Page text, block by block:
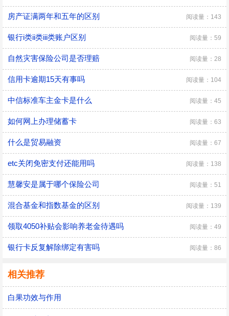
房产证满两年和五年的区别 阅读量：143
银行i类ii类iii类账户区别 阅读量：59
自然灾害保险公司是否理赔 阅读量：28
信用卡逾期15天有事吗 阅读量：104
中信标准车主金卡是什么 阅读量：45
如何网上办理储蓄卡 阅读量：63
什么是贸易融资 阅读量：67
etc关闭免密支付还能用吗 阅读量：138
慧馨安是属于哪个保险公司 阅读量：51
混合基金和指数基金的区别 阅读量：139
领取4050补贴会影响养老金待遇吗 阅读量：49
银行卡反复解除绑定有害吗 阅读量：86
相关推荐
白果功效与作用